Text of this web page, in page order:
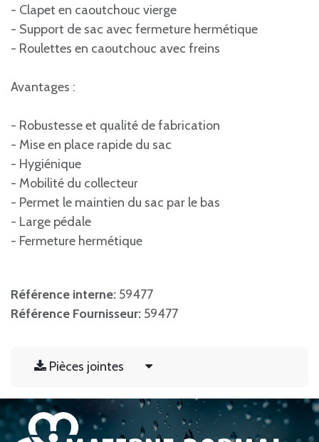
- Clapet en caoutchouc vierge
- Support de sac avec fermeture hermétique
- Roulettes en caoutchouc avec freins
Avantages :
- Robustesse et qualité de fabrication
- Mise en place rapide du sac
- Hygiénique
- Mobilité du collecteur
- Permet le maintien du sac par le bas
- Large pédale
- Fermeture hermétique
Référence interne: 59477
Référence Fournisseur: 59477
Pièces jointes